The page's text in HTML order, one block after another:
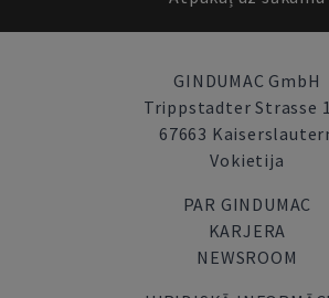
GINDUMAC GmbH
Trippstadter Strasse
67663
Vokietija
PAR GINDUMAC
KARJERA
NEWSROOM